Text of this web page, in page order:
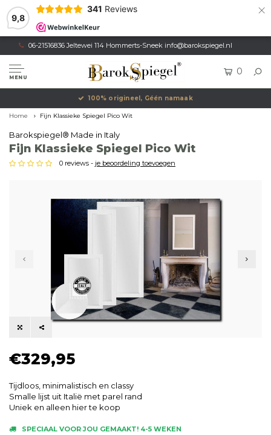
9,8
341 Reviews ×
06-21516836 Jeltewei 114 Hommerts-Sneek info@barokspiegel.nl
MENU
0
100% origineel, Géén namaak
Home Fijn Klassieke Spiegel Pico Wit
Barokspiegel® Made in Italy
Fijn Klassieke Spiegel Pico Wit
0 reviews - je beoordeling toevoegen
€329,95
Tijdloos, minimalistisch en classy
Smalle lijst uit Italië met parel rand
Uniek en alleen hier te koop
SPECIAAL VOOR JOU GEMAAKT! 4-5 WEKEN